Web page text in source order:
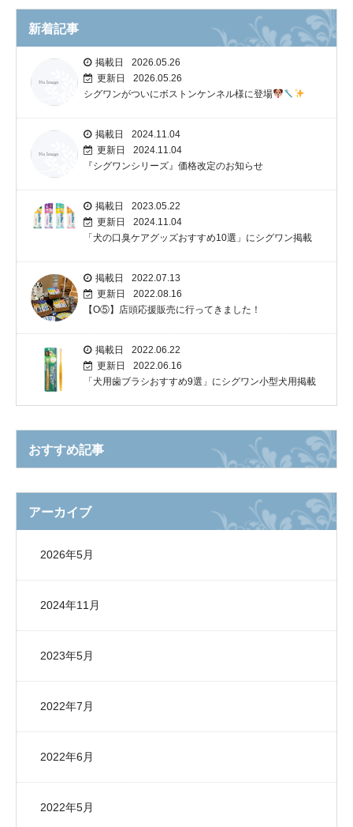
新着記事
掲載日
2026.05.26
更新日
2026.05.26
シグワンがついにボストンケンネル様に登場
掲載日
2024.11.04
更新日
2024.11.04
『シグワンシリーズ』価格改定のお知らせ
掲載日
2023.05.22
更新日
2024.11.04
「犬の口臭ケアグッズおすすめ10選」にシグワン掲載
掲載日
2022.07.13
更新日
2022.08.16
【O⑤】店頭応援販売に行ってきました！
掲載日
2022.06.22
更新日
2022.06.16
「犬用歯ブラシおすすめ9選」にシグワン小型犬用掲載
おすすめ記事
アーカイブ
2026年5月
2024年11月
2023年5月
2022年7月
2022年6月
2022年5月